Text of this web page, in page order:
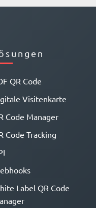
QR Code
Visitenkarte
Code Manager
Code Tracking
Label QR Code